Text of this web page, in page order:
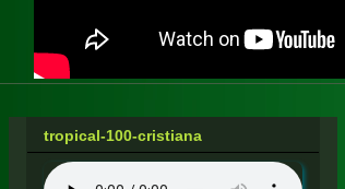
tropical-100-cristiana